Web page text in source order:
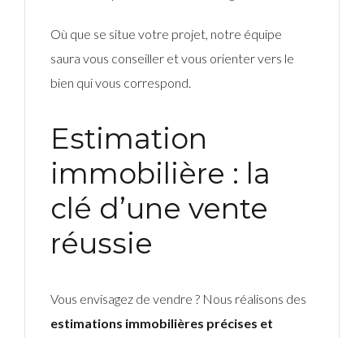
Où que se situe votre projet, notre équipe
saura vous conseiller et vous orienter vers le
bien qui vous correspond.
Estimation
immobilière : la
clé d’une vente
réussie
Vous envisagez de vendre ? Nous réalisons des
estimations immobilières précises et